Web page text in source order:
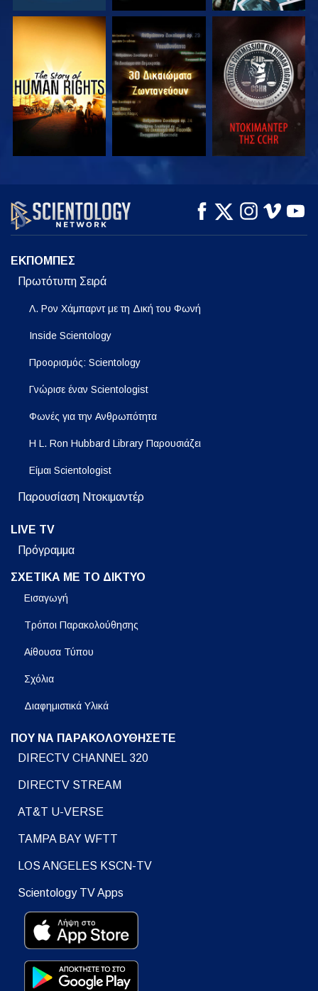
ΠΑΡΑΚΟΛΟΥΘΗΣΤΕ ΠΑΡΑΚΟΛΟΥΘΗΣΤΕ ΠΑΡΑΚΟΛΟΥΘΗΣΤΕ
ΠΑΡΑΚΟΛΟΥΘΗΣΤΕ ΠΑΡΑΚΟΛΟΥΘΗΣΤΕ
ΕΞΕΡΕΥΝΗΣΤΕ ΤΗ
ΣΕΙΡΑ
ΕΚΠΟΜΠΕΣ
Πρωτότυπη Σειρά
Λ. Ρον Χάμπαρντ με τη Δική του Φωνή
Inside Scientology
Προορισμός: Scientology
Γνώρισε έναν Scientologist
Φωνές για την Ανθρωπότητα
Η L. Ron Hubbard Library Παρουσιάζει
Είμαι Scientologist
Παρουσίαση Ντοκιμαντέρ
LIVE TV
Πρόγραμμα
ΣΧΕΤΙΚΑ ΜΕ ΤΟ ΔΙΚΤΥΟ
Εισαγωγή
Τρόποι Παρακολούθησης
Αίθουσα Τύπου
Σχόλια
Διαφημιστικά Υλικά
ΠΟΥ ΝΑ ΠΑΡΑΚΟΛΟΥΘΗΣΕΤΕ
DIRECTV CHANNEL 320
DIRECTV STREAM
AT&T U-VERSE
TAMPA BAY WFTT
LOS ANGELES KSCN-TV
Scientology TV Apps